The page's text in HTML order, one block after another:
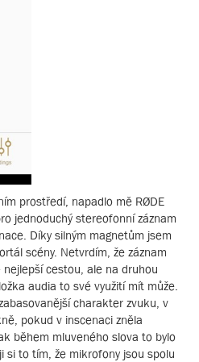
prostředí, napadlo mě RØDE
jednoduchý stereofonní záznam
Díky silným magnetům jsem
scény. Netvrdím, že záznam
cestou, ale na druhou
audia to své využití mít může.
charakter zvuku, v
pokud v inscenaci zněla
během mluveného slova to bylo
si to tím, že mikrofony jsou spolu